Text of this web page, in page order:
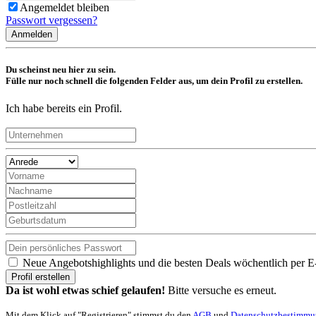
Angemeldet bleiben
Passwort vergessen?
Anmelden
Du scheinst neu hier zu sein.
Fülle nur noch schnell die folgenden Felder aus, um dein Profil zu erstellen.
Ich habe bereits ein Profil.
Neue Angebotshighlights und die besten Deals wöchentlich per
Profil erstellen
Da ist wohl etwas schief gelaufen! Bitte versuche es erneut.